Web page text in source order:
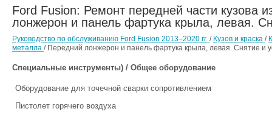
Ford Fusion: Ремонт передней части кузова
лонжерон и панель фартука крыла, левая.
Руководство по обслуживанию Ford Fusion 2013–2020 гг. / Кузов и краска /
металла / Передний лонжерон и панель фартука крыла, левая. Снятие и
Специальные инструменты) / Общее оборудование
Оборудование для точечной сварки сопротивлением
Пистолет горячего воздуха